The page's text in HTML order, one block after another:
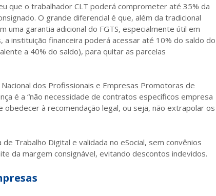
que o trabalhador CLT poderá comprometer até 35% da
O grande diferencial é que, além da tradicional
garantia adicional do FGTS, especialmente útil em
instituição financeira poderá acessar até 10% do saldo do
a 40% do saldo), para quitar as parcelas
dos Profissionais e Empresas Promotoras de
é a “não necessidade de contratos específicos empresa
à recomendação legal, ou seja, não extrapolar os
Trabalho Digital e validada no eSocial, sem convênios
da margem consignável, evitando descontos indevidos.